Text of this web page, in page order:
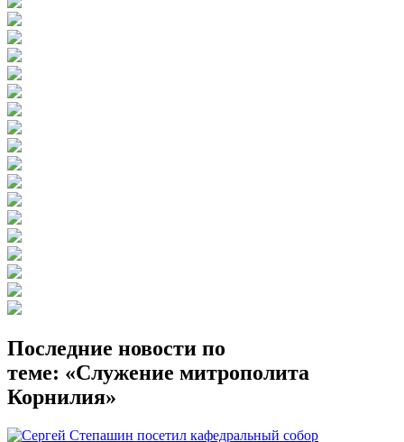
Последние новости по
теме: «Служение митрополита
Корнилия»